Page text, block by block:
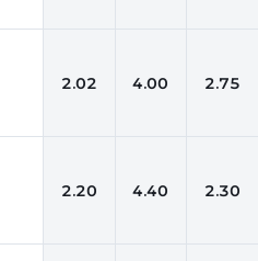
2.02 4.00 2.75
2.20 4.40 2.30